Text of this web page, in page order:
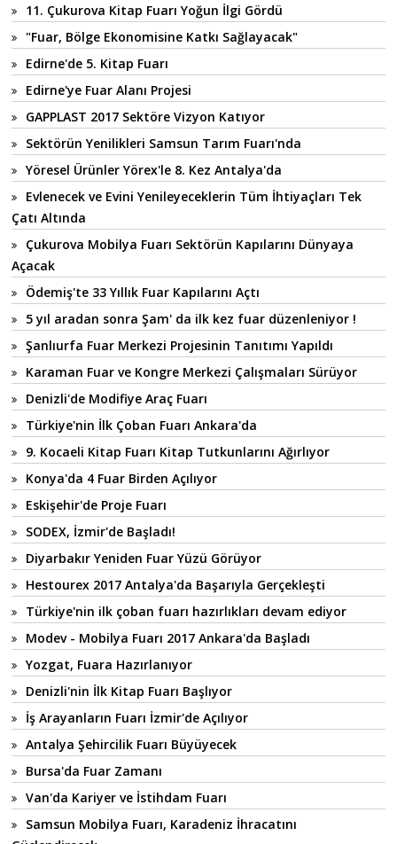
11. Çukurova Kitap Fuarı Yoğun İlgi Gördü
"Fuar, Bölge Ekonomisine Katkı Sağlayacak"
Edirne'de 5. Kitap Fuarı
Edirne'ye Fuar Alanı Projesi
GAPPLAST 2017 Sektöre Vizyon Katıyor
Sektörün Yenilikleri Samsun Tarım Fuarı'nda
Yöresel Ürünler Yörex'le 8. Kez Antalya'da
Evlenecek ve Evini Yenileyeceklerin Tüm İhtiyaçları Tek
Çatı Altında
Çukurova Mobilya Fuarı Sektörün Kapılarını Dünyaya
Açacak
Ödemiş'te 33 Yıllık Fuar Kapılarını Açtı
5 yıl aradan sonra Şam' da ilk kez fuar düzenleniyor !
Şanlıurfa Fuar Merkezi Projesinin Tanıtımı Yapıldı
Karaman Fuar ve Kongre Merkezi Çalışmaları Sürüyor
Denizli'de Modifiye Araç Fuarı
Türkiye'nin İlk Çoban Fuarı Ankara'da
9. Kocaeli Kitap Fuarı Kitap Tutkunlarını Ağırlıyor
Konya'da 4 Fuar Birden Açılıyor
Eskişehir'de Proje Fuarı
SODEX, İzmir'de Başladı!
Diyarbakır Yeniden Fuar Yüzü Görüyor
Hestourex 2017 Antalya'da Başarıyla Gerçekleşti
Türkiye'nin ilk çoban fuarı hazırlıkları devam ediyor
Modev - Mobilya Fuarı 2017 Ankara'da Başladı
Yozgat, Fuara Hazırlanıyor
Denizli'nin İlk Kitap Fuarı Başlıyor
İş Arayanların Fuarı İzmir'de Açılıyor
Antalya Şehircilik Fuarı Büyüyecek
Bursa'da Fuar Zamanı
Van'da Kariyer ve İstihdam Fuarı
Samsun Mobilya Fuarı, Karadeniz İhracatını